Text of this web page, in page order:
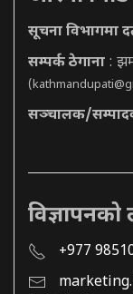
सूचना विभागमा
सम्पर्क ठेगाना :
(
सञ्चालक/
विज्ञापनको
+977